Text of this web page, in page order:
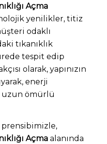
Açma
yenilikler, titiz
odaklı
tıkanıklık
tespit edip
olarak, yapınızın
enerji
uzun ömürlü
prensibimizle,
Açmaalanında